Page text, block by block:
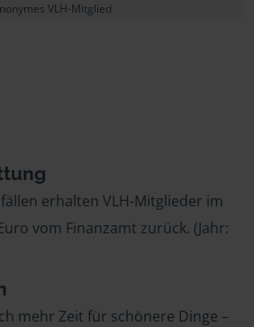
VLH-Mitglied
erhalten VLH-Mitglieder im
vom Finanzamt zurück. (Jahr:
mehr Zeit für schönere Dinge –